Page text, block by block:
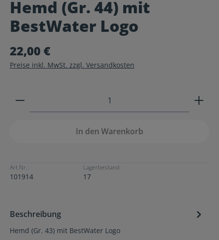
Durchschnittliche Bewertung von 0 von 5 Sternen
Hemd (Gr. 44) mit
BestWater Logo
22,00 €
Preise inkl. MwSt. zzgl. Versandkosten
Produkt Anzahl: Gib den gewünschten Wert ein
In den Warenkorb
Art.Nr.:
101914
Lagerbestand:
17
Beschreibung
Hemd (Gr. 43) mit BestWater Logo